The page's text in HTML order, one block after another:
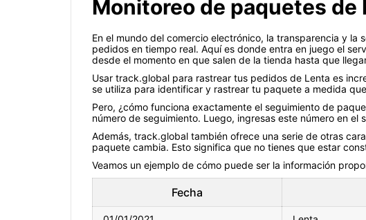
Monitoreo de paquetes
En el mundo del comercio electrónico, la transparencia y
pedidos en tiempo real. Aquí es donde entra en juego el
desde el momento en que salen de la tienda hasta que
Usar track.global para rastrear tus pedidos de Lenta es
se utiliza para identificar y rastrear tu paquete a medida
Pero, ¿cómo funciona exactamente el seguimiento de
número de seguimiento. Luego, ingresas este número en
Además, track.global también ofrece una serie de otras
paquete cambia. Esto significa que no tienes que estar
Veamos un ejemplo de cómo puede ser la información
Fecha